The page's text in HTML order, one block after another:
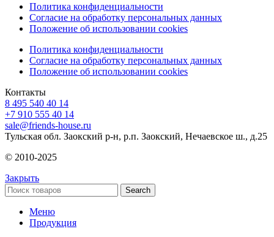
Политика конфиденциальности
Согласие на обработку персональных данных
Положение об использовании cookies
Политика конфиденциальности
Согласие на обработку персональных данных
Положение об использовании cookies
Контакты
8 495 540 40 14
+7 910 555 40 14
sale@friends-house.ru
Тульская обл. Заокский р-н, р.п. Заокский, Нечаевское ш., д.25
© 2010-2025
Закрыть
Search
Меню
Продукция